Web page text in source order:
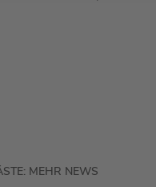
MEHR NEWS